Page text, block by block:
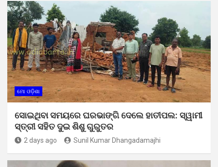
ମୋ ଓଡ଼ିଶା
ସୋଇଥିବା ସମୟରେ ଘରଭାଙ୍ଗି ଦେଲେ ହାତୀପଲ: ସ୍ୱାମୀ
ସ୍ତ୍ରୀ ସହିତ ଦୁଇ ଶିଶୁ ଗୁରୁତର
2 days ago Sunil Kumar Dhangadamajhi